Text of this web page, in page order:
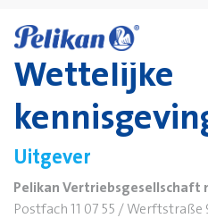
Wettelijke
Uitgever
Pelikan Vertriebsgesellschaft
Postfach 11 07 55 / Werftstraße